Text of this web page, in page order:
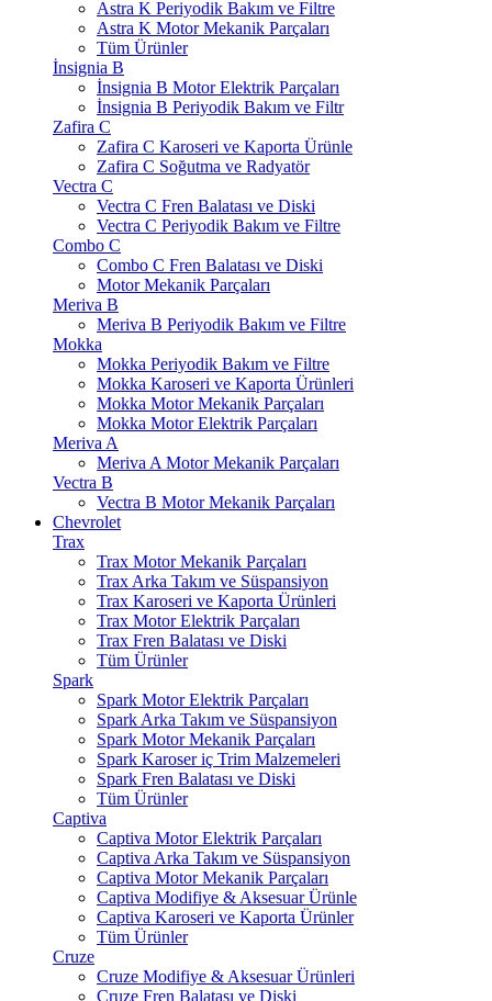
Astra K Periyodik Bakım ve Filtre
Astra K Motor Mekanik Parçaları
Tüm Ürünler
İnsignia B
İnsignia B Motor Elektrik Parçaları
İnsignia B Periyodik Bakım ve Filtr
Zafira C
Zafira C Karoseri ve Kaporta Ürünle
Zafira C Soğutma ve Radyatör
Vectra C
Vectra C Fren Balatası ve Diski
Vectra C Periyodik Bakım ve Filtre
Combo C
Combo C Fren Balatası ve Diski
Motor Mekanik Parçaları
Meriva B
Meriva B Periyodik Bakım ve Filtre
Mokka
Mokka Periyodik Bakım ve Filtre
Mokka Karoseri ve Kaporta Ürünleri
Mokka Motor Mekanik Parçaları
Mokka Motor Elektrik Parçaları
Meriva A
Meriva A Motor Mekanik Parçaları
Vectra B
Vectra B Motor Mekanik Parçaları
Chevrolet
Trax
Trax Motor Mekanik Parçaları
Trax Arka Takım ve Süspansiyon
Trax Karoseri ve Kaporta Ürünleri
Trax Motor Elektrik Parçaları
Trax Fren Balatası ve Diski
Tüm Ürünler
Spark
Spark Motor Elektrik Parçaları
Spark Arka Takım ve Süspansiyon
Spark Motor Mekanik Parçaları
Spark Karoser iç Trim Malzemeleri
Spark Fren Balatası ve Diski
Tüm Ürünler
Captiva
Captiva Motor Elektrik Parçaları
Captiva Arka Takım ve Süspansiyon
Captiva Motor Mekanik Parçaları
Captiva Modifiye & Aksesuar Ürünle
Captiva Karoseri ve Kaporta Ürünler
Tüm Ürünler
Cruze
Cruze Modifiye & Aksesuar Ürünleri
Cruze Fren Balatası ve Diski